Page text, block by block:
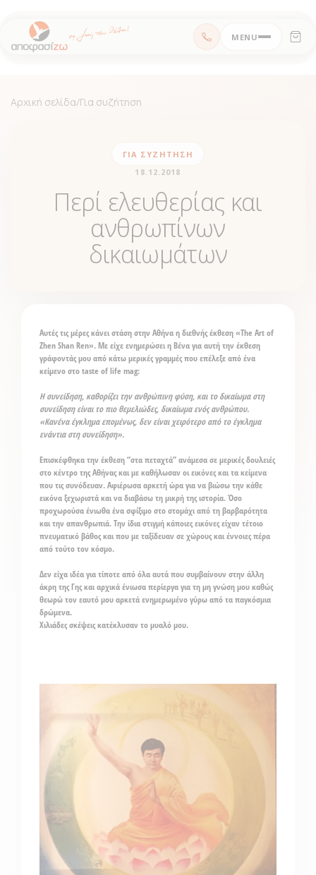
Μεταπηδήστε
στο
MENU
Αρχική σελίδα/Για συζήτηση
ΓΙΑ ΣΥΖΉΤΗΣΗ
18.12.2018
Περί ελευθερίας και
ανθρωπίνων
δικαιωμάτων
Αυτές τις μέρες κάνει στάση στην Αθήνα η διεθνής έκθεση «The Art of
Zhen Shan Ren». Με είχε ενημερώσει η Βένα για αυτή την έκθεση
γράφοντάς μου από κάτω μερικές γραμμές που επέλεξε από ένα
κείμενο στο taste of life mag:
Η συνείδηση, καθορίζει την ανθρώπινη φύση, και το δικαίωμα στη
συνείδηση είναι το πιο θεμελιώδες, δικαίωμα ενός ανθρώπου.
«Κανένα έγκλημα επομένως, δεν είναι χειρότερο από το έγκλημα
ενάντια στη συνείδηση».
Επισκέφθηκα την έκθεση “στα πεταχτά” ανάμεσα σε μερικές δουλειές
στο κέντρο της Αθήνας και με καθήλωσαν οι εικόνες και τα κείμενα
που τις συνόδευαν. Αφιέρωσα αρκετή ώρα για να βιώσω την κάθε
εικόνα ξεχωριστά και να διαβάσω τη μικρή της ιστορία. Όσο
προχωρούσα ένιωθα ένα σφίξιμο στο στομάχι από τη βαρβαρότητα
και την απανθρωπιά. Την ίδια στιγμή κάποιες εικόνες είχαν τέτοιο
πνευματικό βάθος και που με ταξίδευαν σε χώρους και έννοιες πέρα
από τούτο τον κόσμο.
Δεν είχα ιδέα για τίποτε από όλα αυτά που συμβαίνουν στην άλλη
άκρη της Γης και αρχικά ένιωσα περίεργα για τη μη γνώση μου καθώς
θεωρώ τον εαυτό μου αρκετά ενημερωμένο γύρω από τα παγκόσμια
δρώμενα.
Χιλιάδες σκέψεις κατέκλυσαν το μυαλό μου.